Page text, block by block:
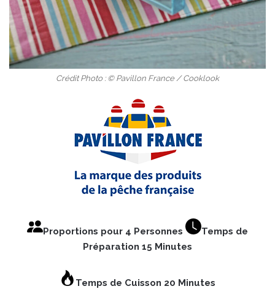
Crédit Photo : © Pavillon France / Cooklook
Proportions pour 4 Personnes
Temps de
Préparation 15 Minutes
Temps de Cuisson 20 Minutes